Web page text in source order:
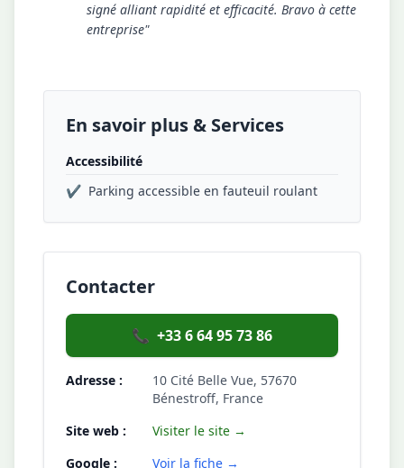
signé alliant rapidité et efficacité. Bravo à cette
entreprise"
En savoir plus & Services
Accessibilité
✔ Parking accessible en fauteuil roulant
Contacter
📞 +33 6 64 95 73 86
Adresse :
10 Cité Belle Vue, 57670
Bénestroff, France
Site web :
Visiter le site →
Google :
Voir la fiche →